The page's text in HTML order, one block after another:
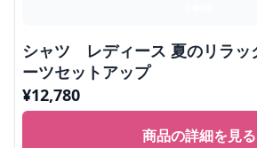
シャツ レディース 夏のリラッ
ーツセットアップ
¥12,780
商品の詳細を見る